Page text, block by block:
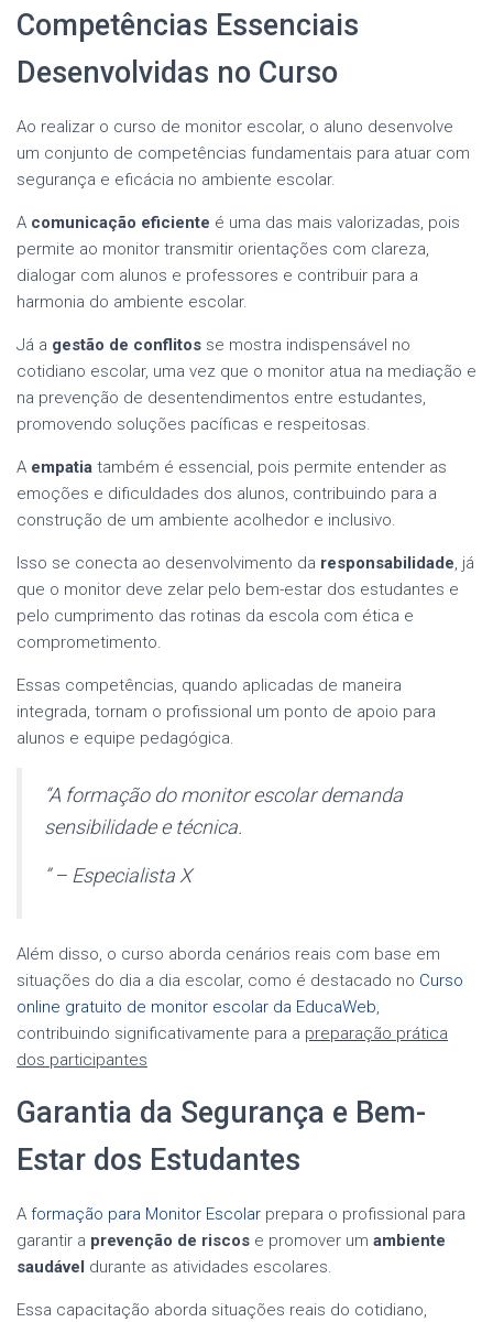
Competências Essenciais
Desenvolvidas no Curso
Ao realizar o curso de monitor escolar, o aluno desenvolve
um conjunto de competências fundamentais para atuar com
segurança e eficácia no ambiente escolar.
A comunicação eficiente é uma das mais valorizadas, pois
permite ao monitor transmitir orientações com clareza,
dialogar com alunos e professores e contribuir para a
harmonia do ambiente escolar.
Já a gestão de conflitos se mostra indispensável no
cotidiano escolar, uma vez que o monitor atua na mediação e
na prevenção de desentendimentos entre estudantes,
promovendo soluções pacíficas e respeitosas.
A empatia também é essencial, pois permite entender as
emoções e dificuldades dos alunos, contribuindo para a
construção de um ambiente acolhedor e inclusivo.
Isso se conecta ao desenvolvimento da responsabilidade, já
que o monitor deve zelar pelo bem-estar dos estudantes e
pelo cumprimento das rotinas da escola com ética e
comprometimento.
Essas competências, quando aplicadas de maneira
integrada, tornam o profissional um ponto de apoio para
alunos e equipe pedagógica.
“A formação do monitor escolar demanda
sensibilidade e técnica.
” – Especialista X
Além disso, o curso aborda cenários reais com base em
situações do dia a dia escolar, como é destacado no Curso
online gratuito de monitor escolar da EducaWeb,
contribuindo significativamente para a preparação prática
dos participantes
Garantia da Segurança e Bem-
Estar dos Estudantes
A formação para Monitor Escolar prepara o profissional para
garantir a prevenção de riscos e promover um ambiente
saudável durante as atividades escolares.
Essa capacitação aborda situações reais do cotidiano,